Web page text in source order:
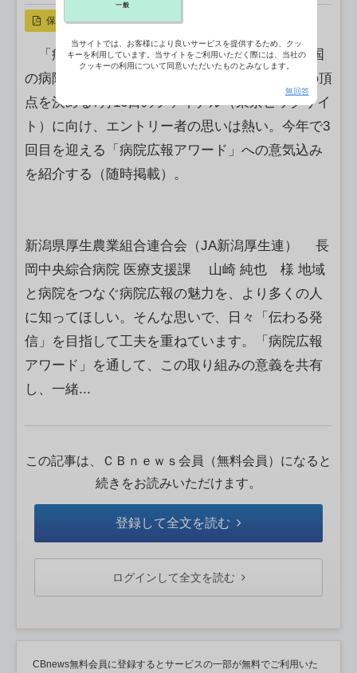
保存
「病院広報アワード2025」大賞を目指し、全国
の病院からのエントリーが続々と。“病院広報”の頂
点を決める7月16日のファイナル（東京ビッグサイ
ト）に向け、エントリー者の思いは熱い。今年で3
回目を迎える「病院広報アワード」への意気込み
を紹介する（随時掲載）。
新潟県厚生農業組合連合会（JA新潟厚生連） 長
岡中央綜合病院 医療支援課 山崎 純也 様 地域
と病院をつなぐ病院広報の魅力を、より多くの人
に知ってほしい。そんな思いで、日々「伝わる発
信」を目指して工夫を重ねています。「病院広報
アワード」を通して、この取り組みの意義を共有
し、一緒...
この記事は、ＣＢｎｅｗｓ会員（無料会員）になると
続きをお読みいただけます。
登録して全文を読む
ログインして全文を読む
CBnews無料会員に登録するとサービスの一部が無料でご利用いた
一般
当サイトでは、お客様により良いサービスを提供するため、クッ
キーを利用しています。当サイトをご利用いただく際には、当社の
クッキーの利用について同意いただいたものとみなします。
無回答